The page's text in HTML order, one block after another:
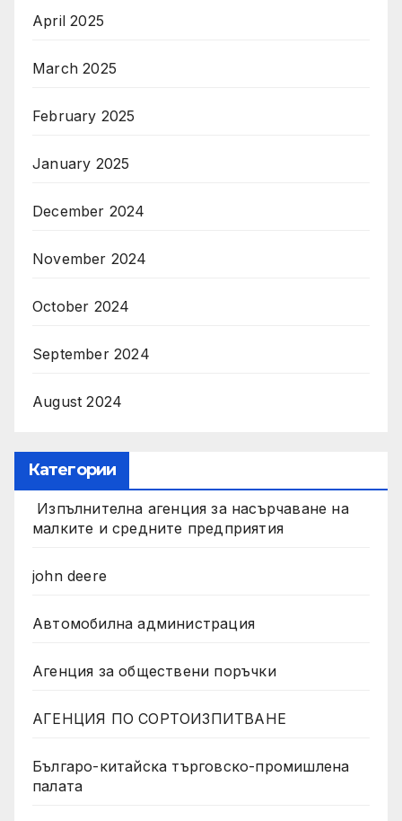
April 2025
March 2025
February 2025
January 2025
December 2024
November 2024
October 2024
September 2024
August 2024
Категории
Изпълнителна агенция за насърчаване на
малките и средните предприятия
john deere
Автомобилна администрация
Агенция за обществени поръчки
АГЕНЦИЯ ПО СОРТОИЗПИТВАНЕ
Българо-китайска търговско-промишлена
палата